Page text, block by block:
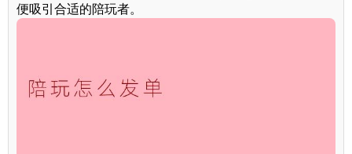
便吸引合适的陪玩者。